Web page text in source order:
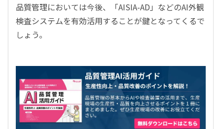
品質管理においては今後、「AISIA-AD」などのAI外観
検査システムを有効活用することが鍵となってくるで
しょう。